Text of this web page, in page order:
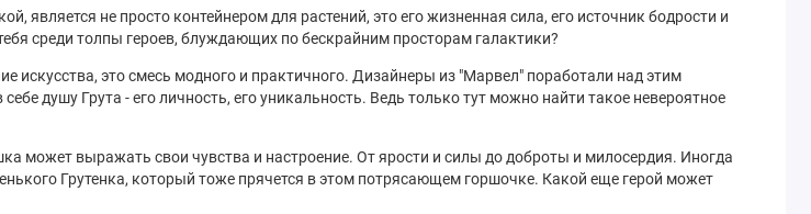
является не просто контейнером для растений, это его жизненная сила, его источник бодрости и
среди толпы героев, блуждающих по бескрайним просторам галактики?
это смесь модного и практичного. Дизайнеры из "Марвел" поработали над этим
душу Грута - его личность, его уникальность. Ведь только тут можно найти такое невероятное
может выражать свои чувства и настроение. От ярости и силы до доброты и милосердия. Иногда
Грутенка, который тоже прячется в этом потрясающем горшочке. Какой еще герой может